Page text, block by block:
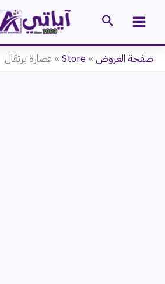
البحث
صفحة العروض »
Store
» عصارة برتقال